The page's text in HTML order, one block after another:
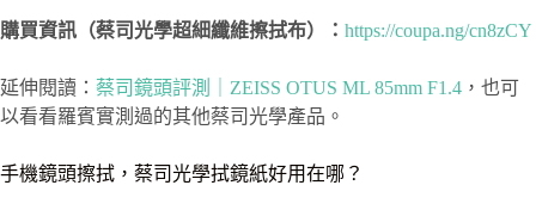
購買資訊（蔡司光學超細纖維擦拭布）： https://coupa.ng/cn8zCY
延伸閱讀： 蔡司鏡頭評測｜ZEISS OTUS ML 85mm F1.4 ，也可
以看看羅賓實測過的其他蔡司光學產品。
手機鏡頭擦拭，蔡司光學拭鏡紙好用在哪？